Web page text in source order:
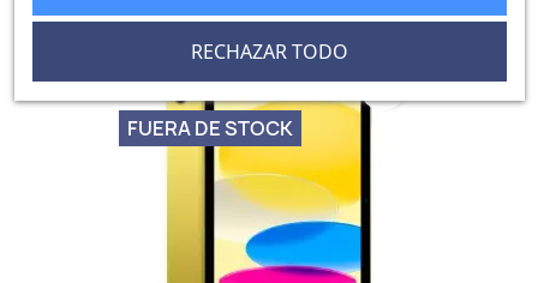
-45,24 €
FUERA DE STOCK
favorite_border
RECHAZAR TODO